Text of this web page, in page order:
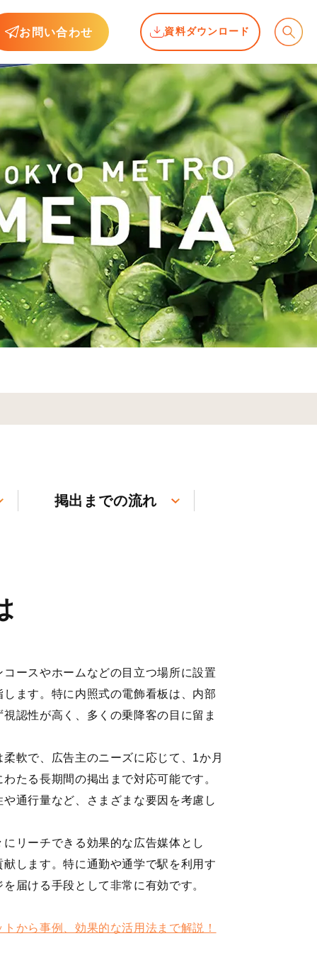
お問い合わせ 資料ダウンロード
掲出までの流れ
ースやホームなどの目立つ場所に設置
ます。特に内照式の電飾看板は、内部
認性が高く、多くの乗降客の目に留ま
軟で、広告主のニーズに応じて、1か月
たる長期間の掲出まで対応可能です。
通行量など、さまざまな要因を考慮し
リーチできる効果的な広告媒体とし
します。特に通勤や通学で駅を利用す
届ける手段として非常に有効です。
から事例、効果的な活用法まで解説！